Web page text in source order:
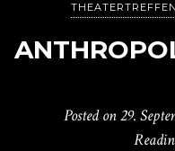
Posted on29.